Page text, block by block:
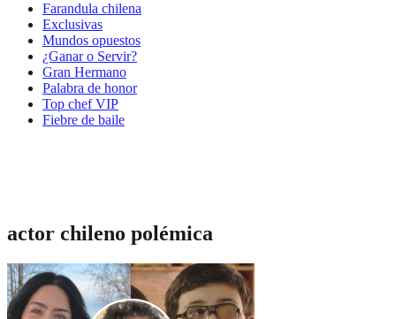
Farandula chilena
Exclusivas
Mundos opuestos
¿Ganar o Servir?
Gran Hermano
Palabra de honor
Top chef VIP
Fiebre de baile
actor chileno polémica